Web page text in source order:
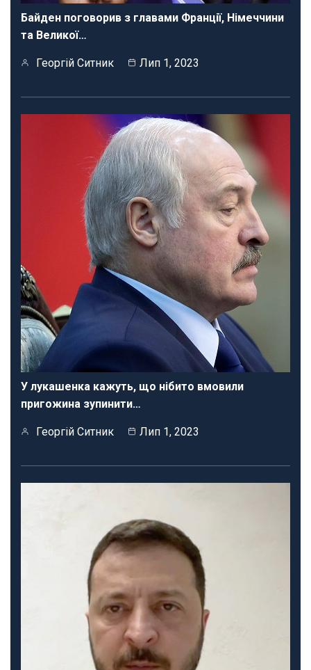
Байден поговорив з главами Франції, Німеччини
та Великої…
Георгій Ситник Лип 1, 2023
У лукашенка кажуть, що нібито вмовили
пригожина зупинити…
Георгій Ситник Лип 1, 2023